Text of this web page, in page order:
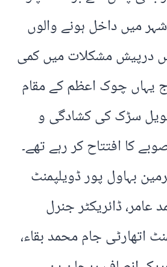
میں داخل ہونے والوں
درپیش مشکلات میں کمی
یہاں چوک اعظم کے مقام
طویل سڑک کی کشادگی و
کا افتتاح کر رہے تھے۔
بہاول پور ڈویلپمنٹ
عامر، ڈائریکٹر جنرل
اتھارٹی جام محمد بقاء،